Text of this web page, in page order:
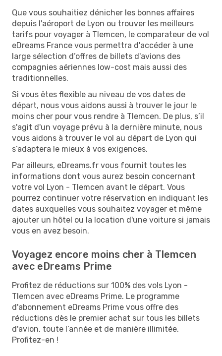
Que vous souhaitiez dénicher les bonnes affaires
depuis l'aéroport de Lyon ou trouver les meilleurs
tarifs pour voyager à Tlemcen, le comparateur de vol
eDreams France vous permettra d'accéder à une
large sélection d’offres de billets d'avions des
compagnies aériennes low-cost mais aussi des
traditionnelles.
Si vous êtes flexible au niveau de vos dates de
départ, nous vous aidons aussi à trouver le jour le
moins cher pour vous rendre à Tlemcen. De plus, s’il
s'agit d'un voyage prévu à la dernière minute, nous
vous aidons à trouver le vol au départ de Lyon qui
s’adaptera le mieux à vos exigences.
Par ailleurs, eDreams.fr vous fournit toutes les
informations dont vous aurez besoin concernant
votre vol Lyon - Tlemcen avant le départ. Vous
pourrez continuer votre réservation en indiquant les
dates auxquelles vous souhaitez voyager et même
ajouter un hôtel ou la location d'une voiture si jamais
vous en avez besoin.
Voyagez encore moins cher à Tlemcen
avec eDreams Prime
Profitez de réductions sur 100% des vols Lyon -
Tlemcen avec eDreams Prime. Le programme
d'abonnement eDreams Prime vous offre des
réductions dès le premier achat sur tous les billets
d'avion, toute l’année et de manière illimitée.
Profitez-en !